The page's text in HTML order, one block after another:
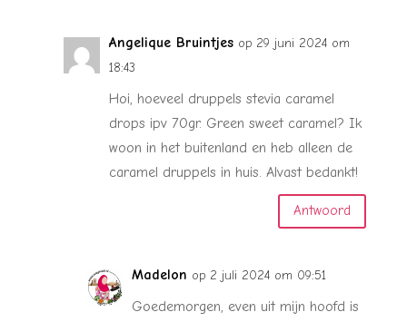
Angelique Bruintjes op 29 juni 2024 om
18:43
Hoi, hoeveel druppels stevia caramel
drops ipv 70gr. Green sweet caramel? Ik
woon in het buitenland en heb alleen de
caramel druppels in huis. Alvast bedankt!
Antwoord
Madelon op 2 juli 2024 om 09:51
Goedemorgen, even uit mijn hoofd is